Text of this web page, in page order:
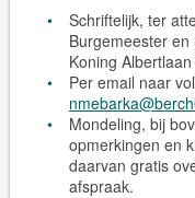
Schriftelijk, ter
Burgemeester
Koning
Per email naar
Mondeling, bij
opmerkingen en
daarvan gratis
afspraak.